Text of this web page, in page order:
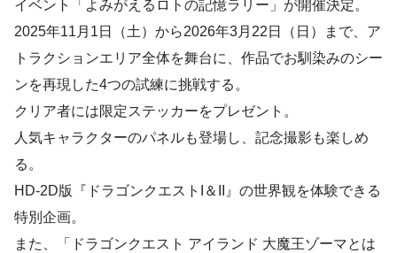
イベント「よみがえるロトの記憶ラリー」が開催決定。
2025年11月1日（土）から2026年3月22日（日）まで、ア
トラクションエリア全体を舞台に、作品でお馴染みのシー
ンを再現した4つの試練に挑戦する。
クリア者には限定ステッカーをプレゼント。
人気キャラクターのパネルも登場し、記念撮影も楽しめ
る。
HD-2D版『ドラゴンクエストI＆II』の世界観を体験できる
特別企画。
また、「ドラゴンクエスト アイランド 大魔王ゾーマとは